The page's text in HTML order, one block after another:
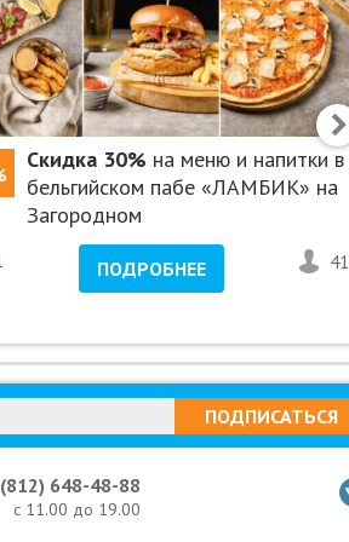
Скидка 30% на меню и напитки в
бельгийском пабе «ЛАМБИК» на
Загородном
ПОДРОБНЕЕ 41
ПОДПИСАТЬСЯ
648-48-88
с 11.00 до 19.00